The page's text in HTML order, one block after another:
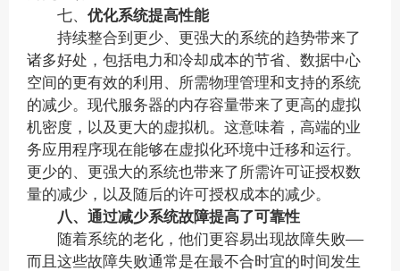
七、 优化系统提高性能
持续整合到更少、更强大的系统的趋势带来了
诸多好处，包括电力和冷却成本的节省、数据中心
空间的更有效的利用、所需物理管理和支持的系统
的减少。现代服务器的内存容量带来了更高的虚拟
机密度，以及更大的虚拟机。这意味着，高端的业
务应用程序现在能够在虚拟化环境中迁移和运行。
更少的、更强大的系统也带来了所需许可证授权数
量的减少，以及随后的许可授权成本的减少。
八、通过减少系统故障提高了可靠性
随着系统的老化，他们更容易出现故障失败——
而且这些故障失败通常是在最不合时宜的时间发生